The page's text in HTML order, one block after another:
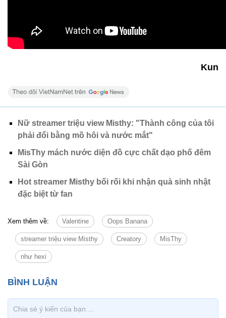
Kun
Nữ streamer triệu view Misthy: "Thành công của tôi
phải đổi bằng mồ hôi và nước mắt"
MisThy mách nước diện đồ cực chất dạo phố đêm
Sài Gòn
Hot streamer Misthy bối rối khi nhận quà sinh nhật
đặc biệt từ fan
Xem thêm về: Valentine Oops Banana
streamer triệu view Misthy Creatory MisThy
như hexi